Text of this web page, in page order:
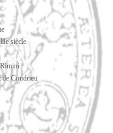
siècle
Condrieu